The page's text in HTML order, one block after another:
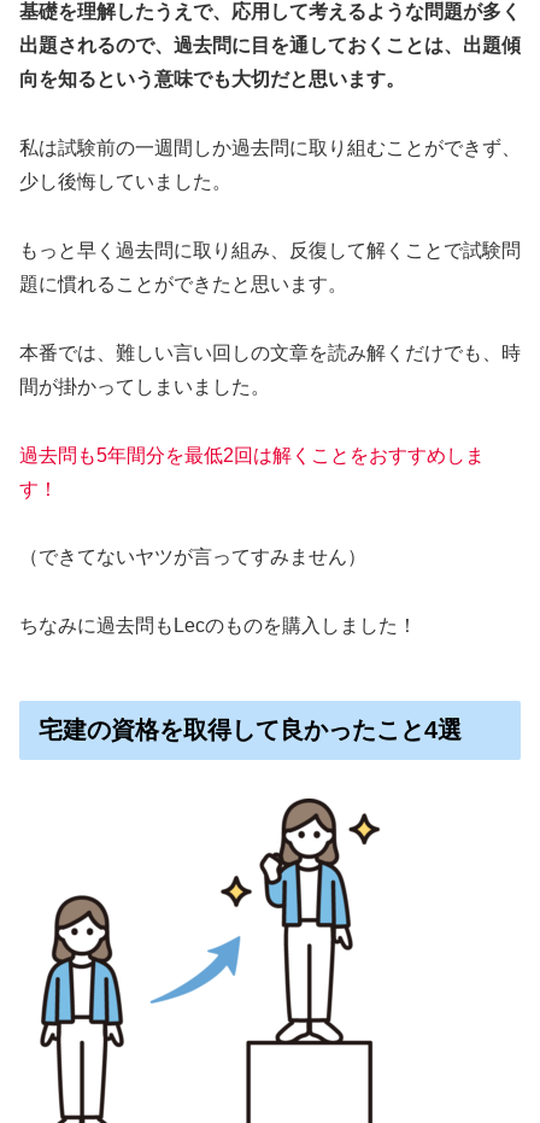
基礎を理解したうえで、応用して考えるような問題が多く
出題されるので、過去問に目を通しておくことは、出題傾
向を知るという意味でも大切だと思います。
私は試験前の一週間しか過去問に取り組むことができず、
少し後悔していました。
もっと早く過去問に取り組み、反復して解くことで試験問
題に慣れることができたと思います。
本番では、難しい言い回しの文章を読み解くだけでも、時
間が掛かってしまいました。
過去問も5年間分を最低2回は解くことをおすすめしま
す！
（できてないヤツが言ってすみません）
ちなみに過去問もLecのものを購入しました！
宅建の資格を取得して良かったこと4選